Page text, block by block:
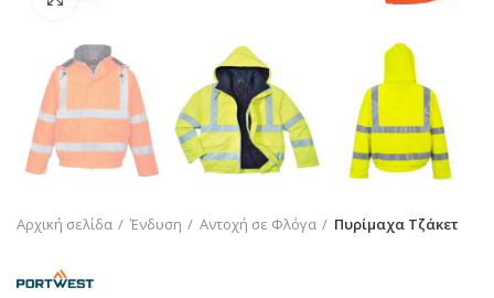
Αρχική σελίδα Ένδυση Αντοχή σε Φλόγα Πυρίμαχα Τζάκετ